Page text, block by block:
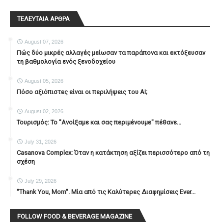
ΤΕΛΕΥΤΑΙΑ ΑΡΘΡΑ
August 07, 2026
Πώς δύο μικρές αλλαγές μείωσαν τα παράπονα και εκτόξευσαν
τη βαθμολογία ενός ξενοδοχείου
August 05, 2026
Πόσο αξιόπιστες είναι οι περιλήψεις του ΑΙ;
August 02, 2026
Τουρισμός: Το "Ανοίξαμε και σας περιμένουμε" πέθανε...
July 31, 2026
Casanova Complex: Όταν η κατάκτηση αξίζει περισσότερο από τη
σχέση
July 29, 2026
"Thank You, Mοm". Μία από τις Καλύτερες Διαφημίσεις Ever...
FOLLOW FOOD & BEVERAGE MAGAZINE